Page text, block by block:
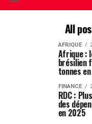
All
AFRIQUE
Afrique :
brésilien
tonnes
FINANCE
RDC :
des
en 2025